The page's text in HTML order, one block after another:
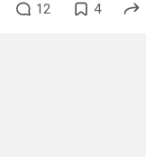
12 4